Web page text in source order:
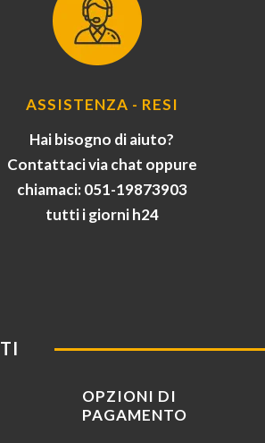
ASSISTENZA - RESI
Hai bisogno di aiuto?
Contattaci via chat oppure
chiamaci: 051-19873903
tutti i giorni h24
OPZIONI DI
PAGAMENTO